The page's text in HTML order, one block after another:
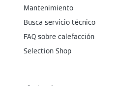
Mantenimiento
Busca servicio técnico
FAQ sobre calefacción
Selection Shop